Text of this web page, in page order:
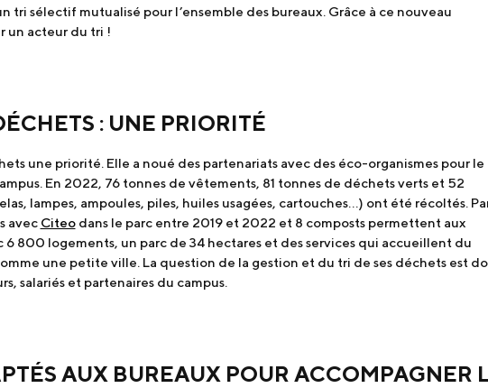
tri sélectif mutualisé pour l’ensemble des bureaux. Grâce à ce nouveau
un acteur du tri !
: UNE PRIORITÉ
une priorité. Elle a noué des partenariats avec des éco-organismes pour le
En 2022, 76 tonnes de vêtements, 81 tonnes de déchets verts et 52
lampes, ampoules, piles, huiles usagées, cartouches…) ont été récoltés.
avec Citeodans le parc entre 2019 et 2022 et 8 composts permettent aux
800 logements, un parc de 34 hectares et des services qui accueillent du
une petite ville. La question de la gestion et du tri de ses déchets est
salariés et partenaires du campus.
AUX BUREAUX POUR ACCOMPAGNER